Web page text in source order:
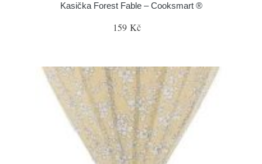
Kasička Forest Fable – Cooksmart ®
159 Kč